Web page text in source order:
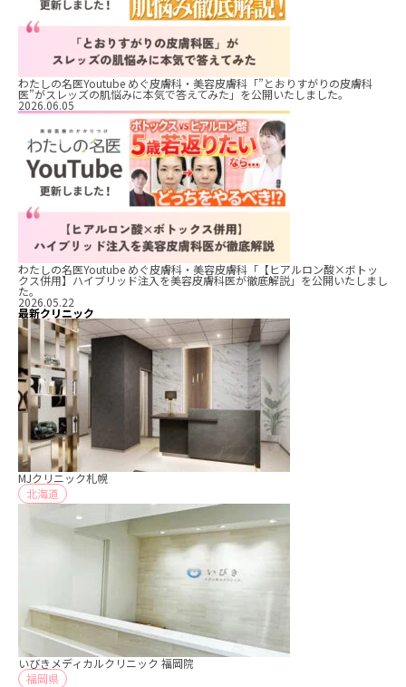
わたしの名医Youtube めぐ皮膚科・美容皮膚科「”とおりすがりの皮膚科
医”がスレッズの肌悩みに本気で答えてみた」を公開いたしました。
2026.06.05
わたしの名医Youtube めぐ皮膚科・美容皮膚科「【ヒアルロン酸×ボトッ
クス併用】ハイブリッド注入を美容皮膚科医が徹底解説」を公開いたしまし
た。
2026.05.22
最新クリニック
MJクリニック札幌
北海道
いびきメディカルクリニック 福岡院
福岡県